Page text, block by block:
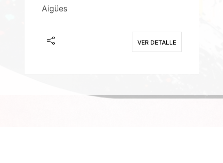
Aigües
VER DETALLE